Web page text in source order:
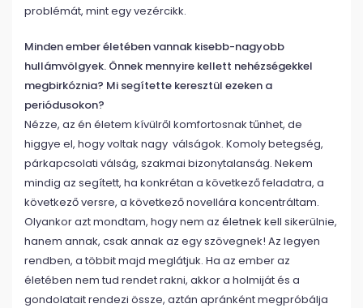
problémát, mint egy vezércikk.
Minden ember életében vannak kisebb-nagyobb
hullámvölgyek. Önnek mennyire kellett nehézségekkel
megbirkóznia? Mi segítette keresztül ezeken a
periódusokon?
Nézze, az én életem kívülről komfortosnak tűnhet, de
higgye el, hogy voltak nagy válságok. Komoly betegség,
párkapcsolati válság, szakmai bizonytalanság. Nekem
mindig az segített, ha konkrétan a következő feladatra, a
következő versre, a következő novellára koncentráltam.
Olyankor azt mondtam, hogy nem az életnek kell sikerülnie,
hanem annak, csak annak az egy szövegnek! Az legyen
rendben, a többit majd meglátjuk. Ha az ember az
életében nem tud rendet rakni, akkor a holmiját és a
gondolatait rendezi össze, aztán apránként megpróbálja